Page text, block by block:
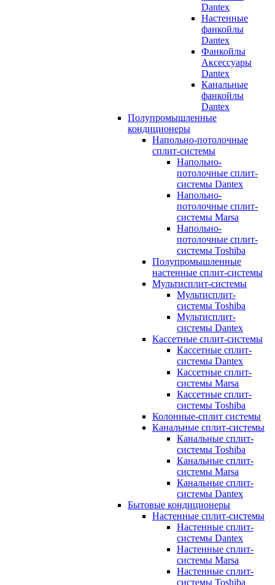
Dantex
Настенные
фанкойлы
Dantex
Фанкойлы
Аксессуары
Dantex
Канальные
фанкойлы
Dantex
Полупромышленные
кондиционеры
Напольно-потолочные
сплит-системы
Напольно-
потолочные сплит-
системы Dantex
Напольно-
потолочные сплит-
системы Marsa
Напольно-
потолочные сплит-
системы Toshiba
Полупромышленные
настенные сплит-системы
Мультисплит-системы
Мультисплит-
системы Toshiba
Мультисплит-
системы Dantex
Кассетные сплит-системы
Кассетные сплит-
системы Dantex
Кассетные сплит-
системы Marsa
Кассетные сплит-
системы Toshiba
Колонные-сплит системы
Канальные сплит-системы
Канальные сплит-
системы Toshiba
Канальные сплит-
системы Marsa
Канальные сплит-
системы Dantex
Бытовые кондиционеры
Настенные сплит-системы
Настенные сплит-
системы Dantex
Настенные сплит-
системы Marsa
Настенные сплит-
системы Toshiba